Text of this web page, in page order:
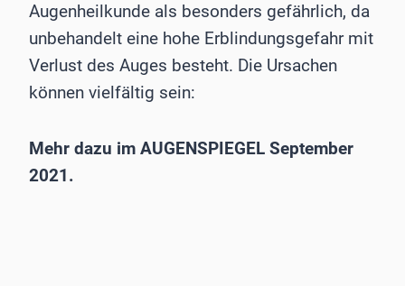
Augenheilkunde als besonders gefährlich, da
unbehandelt eine hohe Erblindungsgefahr mit
Verlust des Auges besteht. Die Ursachen
können vielfältig sein:
Mehr dazu im AUGENSPIEGEL September
2021.